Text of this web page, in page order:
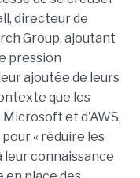
directeur de
Group, ajoutant
pression
ajoutée de leurs
que les
et d'AWS,
« réduire les
connaissance